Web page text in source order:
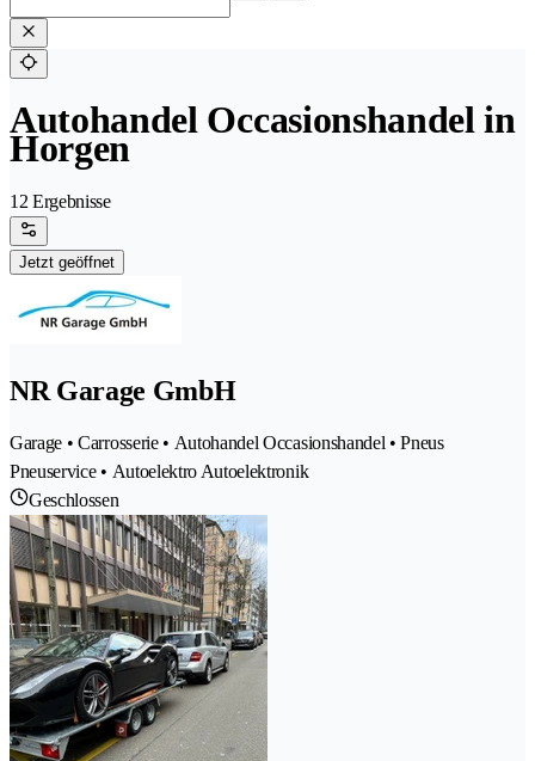
Autohandel Occasionshandel in
Horgen
12 Ergebnisse
Jetzt geöffnet
NR Garage GmbH
Garage • Carrosserie • Autohandel Occasionshandel • Pneus
Pneuservice • Autoelektro Autoelektronik
Geschlossen